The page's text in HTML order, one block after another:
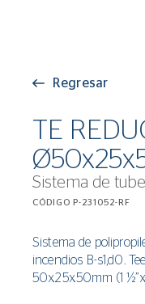
Regresar
TE
Sistema de
CÓDIGO P-231052-RF
Sistema de
incendios B-s1,d0.
50x25x50mm (1